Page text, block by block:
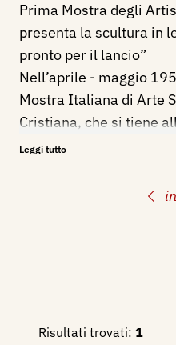
Prima Mostra degli
presenta la scultura in
pronto per il lancio”
Nell’aprile - maggio
Mostra Italiana di Arte
Cristiana, che si tiene
con la scultura: Storie di
Casa Cristiana,
Leggi tutto
Risultati trovati: 1